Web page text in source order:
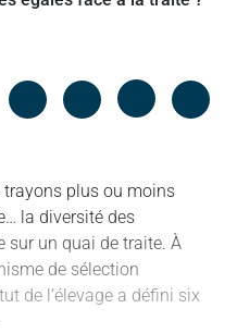
Facebook
trayons plus ou moins
la diversité des
sur un quai de traite. À
de sélection
de l’élevage a défini six